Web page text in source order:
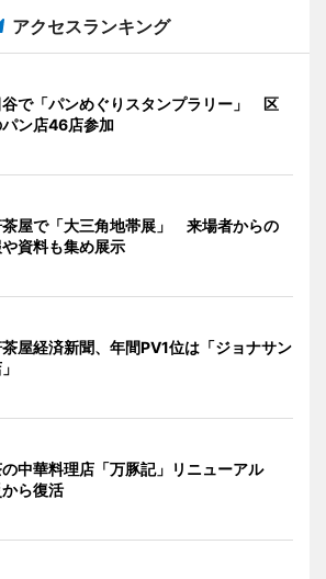
アクセスランキング
で「パンめぐりスタンプラリー」 区
パン店46店参加
茶屋で「大三角地帯展」 来場者からの
資料も集め展示
屋経済新聞、年間PV1位は「ジョナサン
の中華料理店「万豚記」リニューアル
ら復活